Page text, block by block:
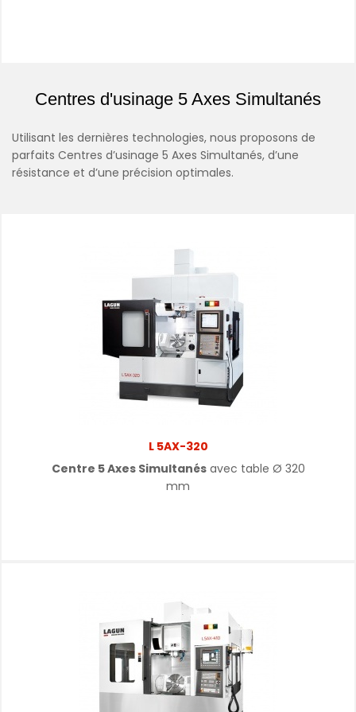
Centres d'usinage 5 Axes Simultanés
Utilisant les dernières technologies, nous proposons de
parfaits Centres d’usinage 5 Axes Simultanés, d’une
résistance et d’une précision optimales.
L 5AX-320
Centre 5 Axes Simultanésavec table Ø 320
mm